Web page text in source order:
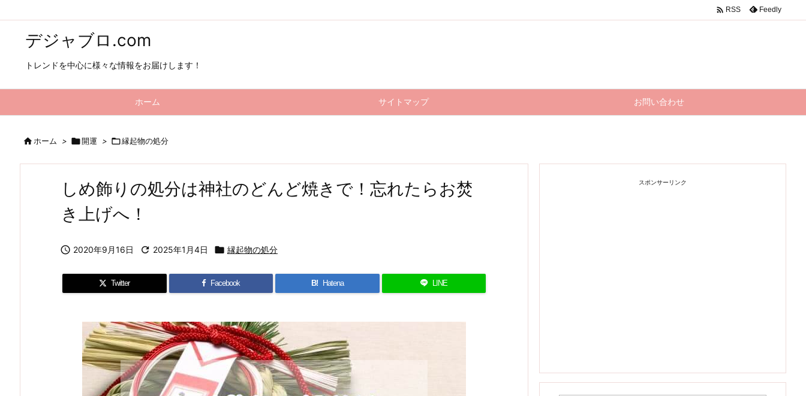
デジャブロ.com
トレンドを中心に様々な情報をお届けします！
ホーム サイトマップ お問い合わせ
 RSS Feedly
ホーム > 開運 > 縁起物の処分
しめ飾りの処分は神社のどんど焼きで！忘れたらお焚
き上げへ！
 2020年9月16日  2025年1月4日  縁起物の処分
Twitter Facebook B! Hatena LINE
スポンサーリンク